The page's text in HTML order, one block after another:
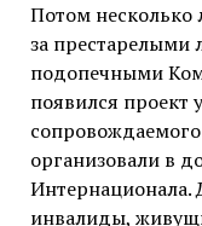
Потом несколько
за
подопечными
появился проект
организовали в
инвалиды,